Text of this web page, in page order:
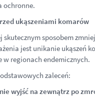
ochronne.
ukąszeniami komarów
skutecznym sposobem
jest unikanie ukąszeń
w regionach endemicznych.
zaleceń:
wyjść na zewnątrz po